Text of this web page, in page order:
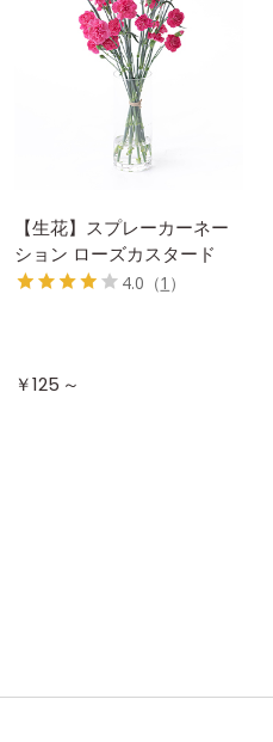
【生花】スプレーカーネー
ション ローズカスタード
4.0 （1 ）
￥125 ～